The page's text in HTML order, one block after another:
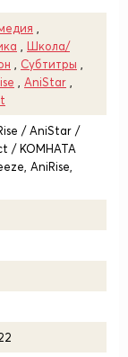
Школа/
Субтитры
AniStar
/ AniStar /
/ КОМНАТА
AniRise,